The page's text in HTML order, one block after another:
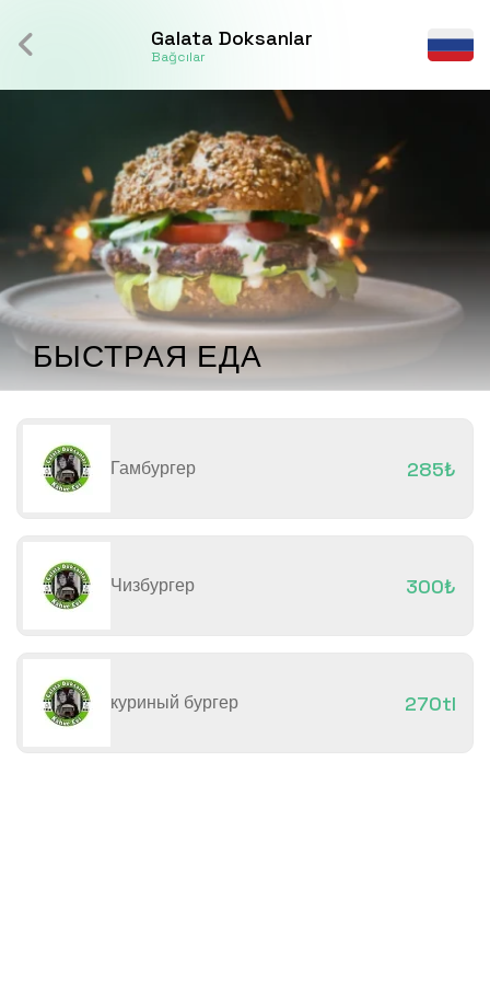
Galata Doksanlar
Bağcılar
БЫСТРАЯ ЕДА
Гамбургер 285₺
Чизбургер 300₺
куриный бургер 270tl